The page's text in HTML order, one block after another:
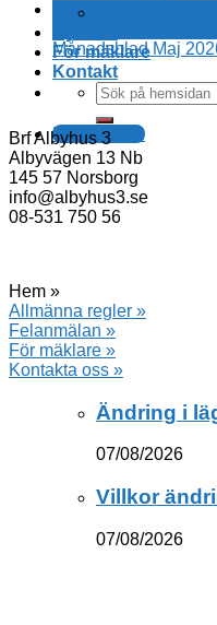
För mäklare
Kontakt
Felanmälan
Månadsblad Maj
Brf Albyhus 3
Albyvägen 13 Nb
145 57 Norsborg
info@albyhus3.se
08-531 750 56
Hem »
Allmänna regler »
Felanmälan »
För mäklare »
Kontakta oss »
Ändring i
07/08/2026
Villkor
07/08/2026